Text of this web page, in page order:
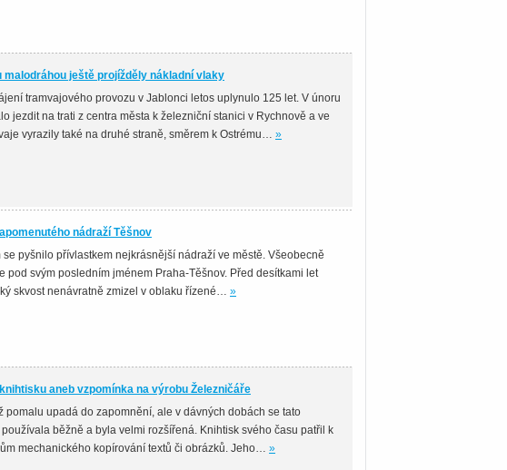
malodráhou ještě projížděly nákladní vlaky
tramvajového provozu v Jablonci letos uplynulo 125 let. V únoru
jezdit na trati z centra města k železniční stanici v Rychnově a ve
vyrazily také na druhé straně, směrem k Ostrému… »
nádraží Těšnov
se pyšnilo přívlastkem nejkrásnější nádraží ve městě. Všeobecně
pod svým posledním jménem Praha-Těšnov. Před desítkami let
skvost nenávratně zmizel v oblaku řízené… »
aneb vzpomínka na výrobu Železničáře
pomalu upadá do zapomnění, ale v dávných dobách se tato
běžně a byla velmi rozšířená. Knihtisk svého času patřil k
mechanického kopírování textů či obrázků. Jeho… »